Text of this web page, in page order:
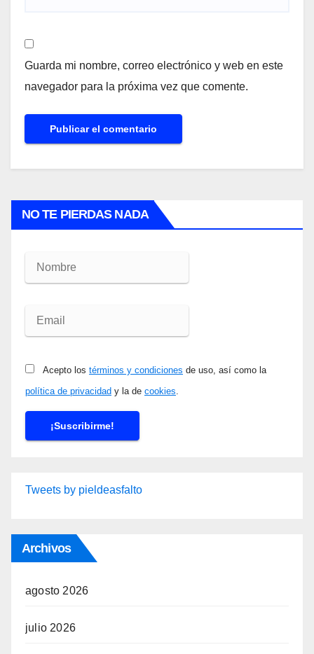
Guarda mi nombre, correo electrónico y web en este
navegador para la próxima vez que comente.
NO TE PIERDAS NADA
Acepto los términos y condiciones de uso, así como la
política de privacidad y la de cookies
Tweets by pieldeasfalto
Archivos
agosto 2026
julio 2026